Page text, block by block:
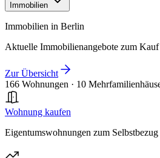
Immobilien
Immobilien in Berlin
Aktuelle Immobilienangebote zum
Zur Übersicht
166 Wohnungen · 10
Wohnung kaufen
Eigentumswohnungen zum